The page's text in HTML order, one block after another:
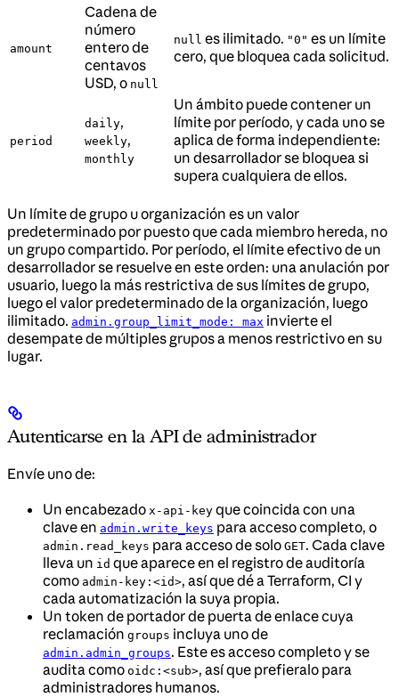
amount
Cadena de
número
entero de
centavos
USD, o null
null es ilimitado. "0" es un límite
cero, que bloquea cada solicitud.
period
daily,
weekly,
monthly
Un ámbito puede contener un
límite por período, y cada uno se
aplica de forma independiente:
un desarrollador se bloquea si
supera cualquiera de ellos.
Un límite de grupo u organización es un valor
predeterminado por puesto que cada miembro hereda, no
un grupo compartido. Por período, el límite efectivo de un
desarrollador se resuelve en este orden: una anulación por
usuario, luego la más restrictiva de sus límites de grupo,
luego el valor predeterminado de la organización, luego
ilimitado. admin.group_limit_mode: max invierte el
desempate de múltiples grupos a menos restrictivo en su
lugar.
Autenticarse en la API de administrador
Envíe uno de:
Un encabezado x-api-key que coincida con una
clave en admin.write_keys para acceso completo, o
admin.read_keys para acceso de solo GET. Cada clave
lleva un id que aparece en el registro de auditoría
como admin-key:<id>, así que dé a Terraform, CI y
cada automatización la suya propia.
Un token de portador de puerta de enlace cuya
reclamación groups incluya uno de
admin.admin_groups. Este es acceso completo y se
audita como oidc:<sub>, así que prefieralo para
administradores humanos.